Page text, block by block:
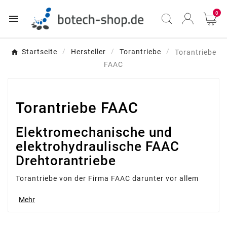
 0
Startseite Hersteller Torantriebe
Torantriebe
FAAC
Torantriebe FAAC
Elektromechanische und
elektrohydraulische FAAC
Drehtorantriebe
Torantriebe von der Firma FAAC darunter vor allem
anerkannt. Die Firma FAAC ist der zweite, größte
Mehr